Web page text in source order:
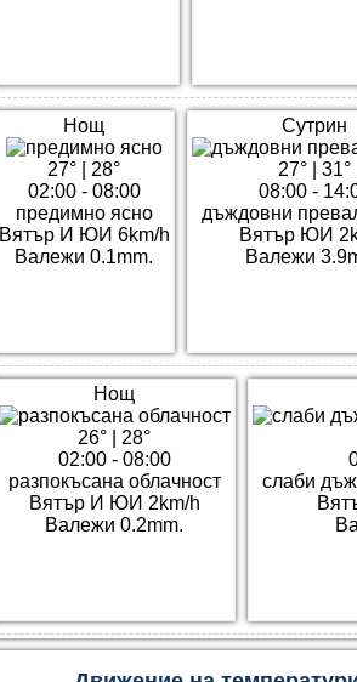
Нощ
27°
28°
02:00 - 08:00
предимно ясно
Вятър И ЮИ 6km/h
Валежи 0.1mm.
Сутрин
27°
31°
08:00 -
дъждовни
Вятър ЮИ
Валежи
Нощ
26°
28°
02:00 - 08:00
разпокъсана облачност
Вятър И ЮИ 2km/h
Валежи 0.2mm.
слаби